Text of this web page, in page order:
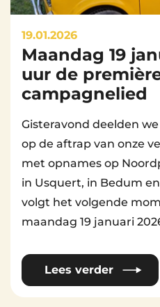
19.01.2026
ByBeheerder Website
Maandag 19
uur de
campagnelied
Gisteravond deelden
op de aftrap van onze
met opnames op
in Usquert, in Bedum
volgt het volgende
maandag 19 januari
Lees verder